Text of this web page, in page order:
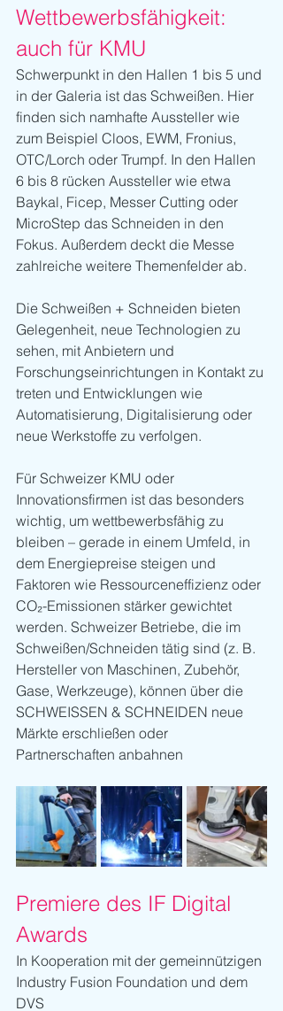
Wettbewerbsfähigkeit:
auch für KMU
Schwerpunkt in den Hallen 1 bis 5 und
in der Galeria ist das Schweißen. Hier
finden sich namhafte Aussteller wie
zum Beispiel Cloos, EWM, Fronius,
OTC/Lorch oder Trumpf. In den Hallen
6 bis 8 rücken Aussteller wie etwa
Baykal, Ficep, Messer Cutting oder
MicroStep das Schneiden in den
Fokus. Außerdem deckt die Messe
zahlreiche weitere Themenfelder ab.
Die Schweißen + Schneiden bieten
Gelegenheit, neue Technologien zu
sehen, mit Anbietern und
Forschungseinrichtungen in Kontakt zu
treten und Entwicklungen wie
Automatisierung, Digitalisierung oder
neue Werkstoffe zu verfolgen.
Für Schweizer KMU oder
Innovationsfirmen ist das besonders
wichtig, um wettbewerbsfähig zu
bleiben – gerade in einem Umfeld, in
dem Energiepreise steigen und
Faktoren wie Ressourceneffizienz oder
CO₂-Emissionen stärker gewichtet
werden. Schweizer Betriebe, die im
Schweißen/Schneiden tätig sind (z. B.
Hersteller von Maschinen, Zubehör,
Gase, Werkzeuge), können über die
SCHWEISSEN & SCHNEIDEN neue
Märkte erschließen oder
Partnerschaften anbahnen
Premiere des IF Digital
Awards
In Kooperation mit der gemeinnützigen
Industry Fusion Foundation und dem
DVS